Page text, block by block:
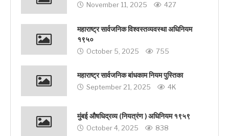
November 11, 2025 427
महाराष्ट्र सार्वजनिक विश्वस्तव्यवस्था अधिनियम
१९५०
October 5, 2025 755
महाराष्ट्र सार्वजनिक बांधकाम नियम पुस्तिका
September 21, 2025 4K
मुंबई औषधिद्रव्य (नियत्रंण ) अधिनियम १९५९
October 4, 2025 838